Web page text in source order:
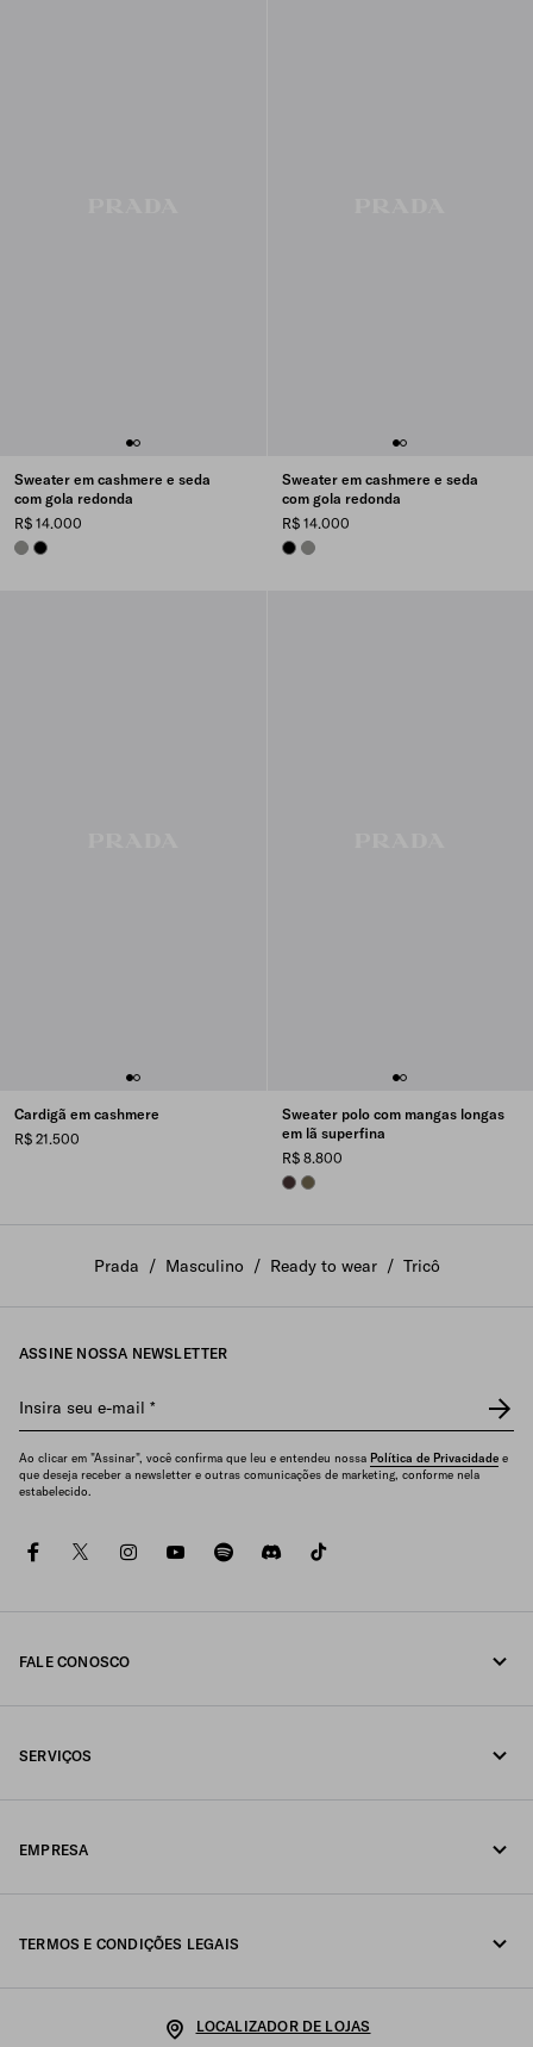
Sweater em cashmere e seda
com gola redonda
R$ 14.000
SLATE GRAY
BLACK
Sweater em cashmere e seda
com gola redonda
R$ 14.000
BLACKSLATE GRAY
Cardigã em cashmere
R$ 21.500
Sweater polo com mangas longas
em lã superfina
R$ 8.800
DARK BROWN
FOREST GREEN
Prada / Masculino / Ready to wear / Tricô
ASSINE NOSSA NEWSLETTER
Insira seu e-mail *
Ao clicar em "Assinar", você confirma que leu e entendeu nossa Política de Privacidade e
que deseja receber a newsletter e outras comunicações de marketing, conforme nela
estabelecido.
facebooktwitterinstagramyoutubespotifydiscord
FALE CONOSCO
Fale conosco pelo WhatsApp
SERVIÇOS
EMPRESA
TERMOS E CONDIÇÕES LEGAIS
LOCALIZADOR DE LOJAS